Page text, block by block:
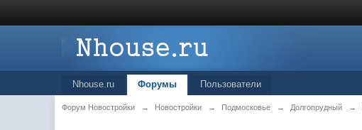
Nhouse.ru Форумы Пользователи
Форум Новостройки → Новостройки → Подмосковье → Долгопрудный →